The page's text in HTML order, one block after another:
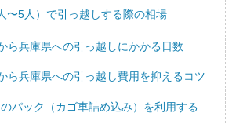
〜5人）で引っ越しする際の相場
ら兵庫県への引っ越しにかかる日数
ら兵庫県への引っ越し費用を抑えるコツ
パック（カゴ車詰め込み）を利用する